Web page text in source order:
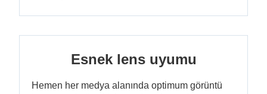
Esnek lens uyumu
Hemen her medya alanında optimum görüntü